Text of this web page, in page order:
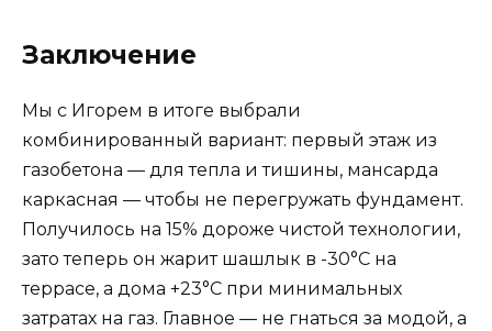
Заключение
Мы с Игорем в итоге выбрали
комбинированный вариант: первый этаж из
газобетона — для тепла и тишины, мансарда
каркасная — чтобы не перегружать фундамент.
Получилось на 15% дороже чистой технологии,
зато теперь он жарит шашлык в -30°С на
террасе, а дома +23°С при минимальных
затратах на газ. Главное — не гнаться за модой, а